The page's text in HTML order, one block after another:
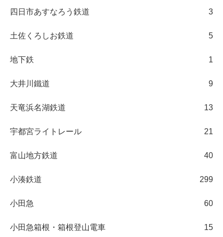
四日市あすなろう鉄道 3
土佐くろしお鉄道 5
地下鉄 1
大井川鐵道 9
天竜浜名湖鉄道 13
宇都宮ライトレール 21
富山地方鉄道 40
小湊鉄道 299
小田急 60
小田急箱根・箱根登山電車 15